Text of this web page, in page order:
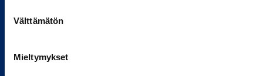
valinta
Välttämätön
MieltymyksetPalvelumme
Kestävä kehitys